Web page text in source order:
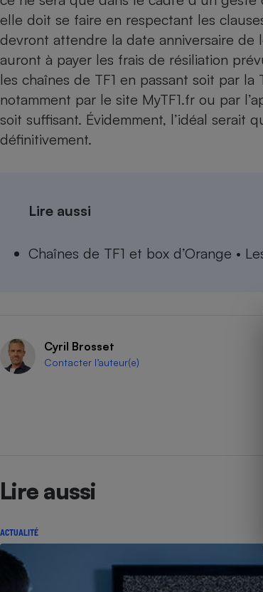
elle doit se faire en respectant les
devront attendre la date anniversaire de
auront à payer les frais de résiliation
les chaînes de TF1 en passant soit par
notamment par le site MyTF1.fr ou par
soit suffisant. Évidemment, l’idéal serait
définitivement.
Lire aussi
Chaînes de TF1 et box d’Orange •
Cyril Brosset
Contacter l’auteur(e)
Lire aussi
ACTUALITÉ